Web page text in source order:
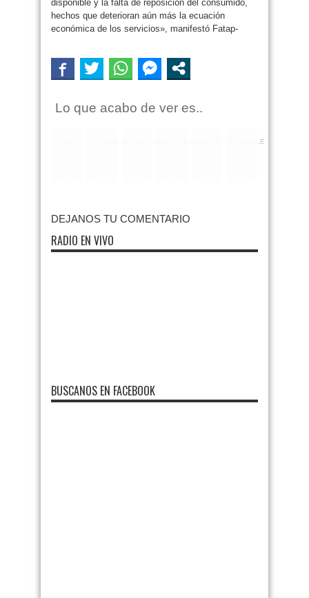
disponible y la falta de reposición del consumido,
hechos que deterioran aún más la ecuación
económica de los servicios», manifestó Fatap-
Lo que acabo de ver es..
INCREIBLE
DEJANOS TU COMENTARIO
RADIO EN VIVO
BUSCANOS EN FACEBOOK